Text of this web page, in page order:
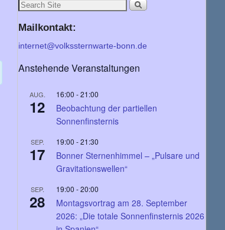
Mailkontakt:
internet@volkssternwarte-bonn.de
Anstehende Veranstaltungen
AUG.
12
16:00 -21:00
Beobachtung der partiellen
Sonnenfinsternis
SEP.
17
19:00 -21:30
Bonner Sternenhimmel – „Pulsare und
Gravitationswellen“
SEP.
28
19:00 -20:00
Montagsvortrag am 28. September
2026: „Die totale Sonnenfinsternis 2026